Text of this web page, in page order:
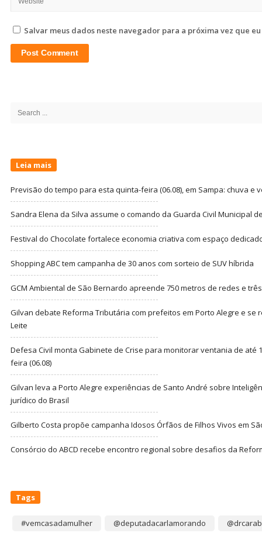
Salvar meus dados neste navegador para a próxima vez que
Search
Leia mais
Previsão do tempo para esta quinta-feira (06.08), em Sampa: chuva e
Sandra Elena da Silva assume o comando da Guarda Civil Municipal
Festival do Chocolate fortalece economia criativa com espaço
Shopping ABC tem campanha de 30 anos com sorteio de SUV híbrida
GCM Ambiental de São Bernardo apreende 750 metros de redes e
Gilvan debate Reforma Tributária com prefeitos em Porto Alegre e se
Leite
Defesa Civil monta Gabinete de Crise para monitorar ventania de até
feira (06.08)
Gilvan leva a Porto Alegre experiências de Santo André sobre
jurídico do Brasil
Gilberto Costa propõe campanha Idosos Órfãos de Filhos Vivos em
Consórcio do ABCD recebe encontro regional sobre desafios da
Tags
#vemcasadamulher @deputadacarlamorando